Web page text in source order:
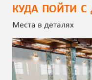
КУДА ПОЙТИ С
Места в деталях